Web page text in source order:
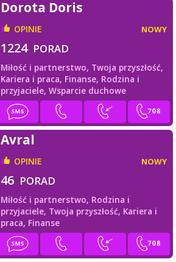
Dorota Doris
OPINIE NOWY
1224 PORAD
Miłość i partnerstwo, Twoja przyszłość,
Kariera i praca, Finanse, Rodzina i
przyjaciele, Wsparcie duchowe
Avral
OPINIE NOWY
46 PORAD
Miłość i partnerstwo, Rodzina i
przyjaciele, Twoja przyszłość, Kariera i
praca, Finanse